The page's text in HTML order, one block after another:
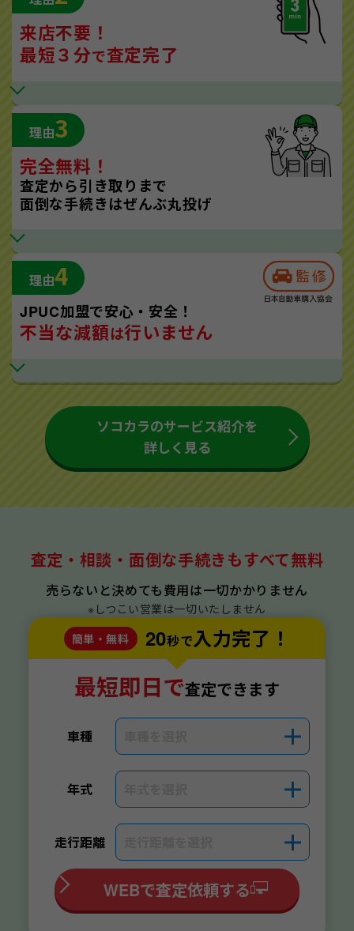
来店不要！
最短３分で査定完了
理由3
完全無料！
査定から引き取りまで
面倒な手続きはぜんぶ丸投げ
理由4
JPUC加盟で安心・安全！
不当な減額は行いません
ソコカラのサービス紹介を
詳しく見る
査定・相談・面倒な手続きもすべて無料
売らないと決めても費用は一切かかりません
※しつこい営業は一切いたしません
簡単・無料
20秒で入力完了！
最短即日で査定できます
車種 ＋
年式 ＋
走行距離 ＋
WEBで査定依頼する